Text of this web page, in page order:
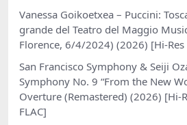
Vanessa Goikoetxea – Puccini:
grande del Teatro del Maggio
Florence, 6/4/2024) (2026) [Hi-
San Francisco Symphony & Seiji
Symphony No. 9 “From the New
Overture (Remastered) (2026) [Hi-
FLAC]